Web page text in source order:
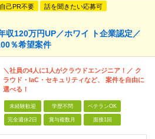
自己PR不要 話を聞きたい応募可
収120万円UP／ホワイ ト企業認定／
％希望案件
＼社員の4人に1人がクラウドエンジニア！／ ク
ラウド・IaC・セキュリティなど、 案件を自由に
選べる！
未経験歓迎 学歴不問 ベテランOK
完全週休2日 賞与複数月 面接1回